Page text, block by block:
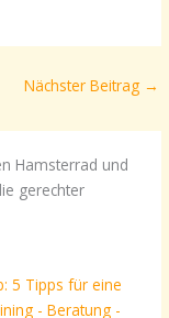
Nächster Beitrag →
Hamsterrad und
gerechter
5 Tipps für eine
- Beratung -